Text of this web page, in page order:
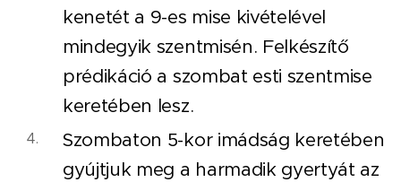
kenetét a 9-es mise kivételével
mindegyik szentmisén. Felkészítő
prédikáció a szombat esti szentmise
keretében lesz.
Szombaton 5-kor imádság keretében
gyújtjuk meg a harmadik gyertyát az